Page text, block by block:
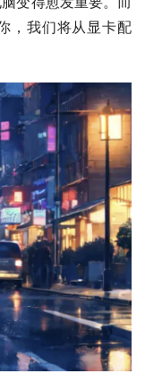
，我们将从显卡配